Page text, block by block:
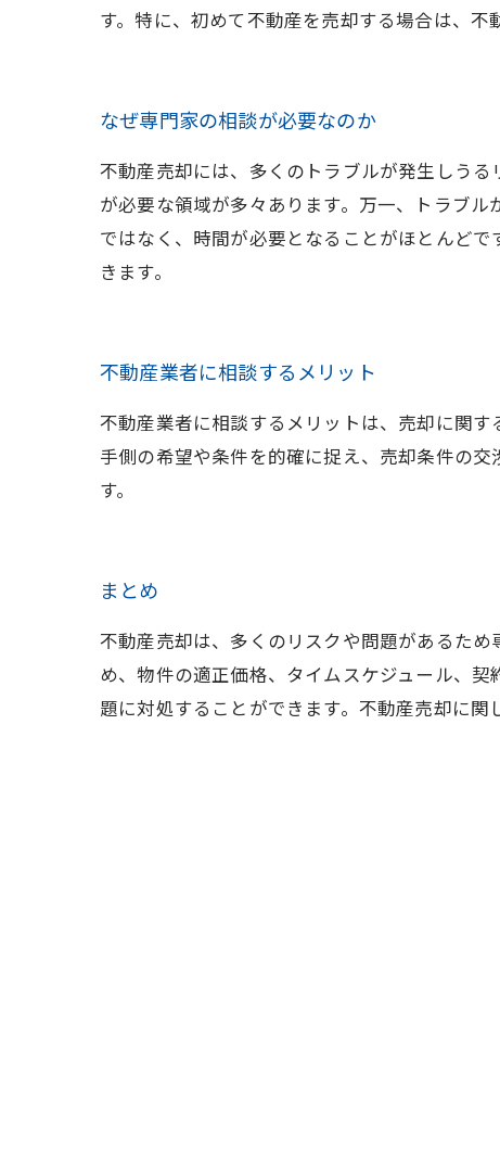
す。特に、初めて不動産を売却する場合は、
なぜ専門家の相談が必要なのか
不動産売却には、多くのトラブルが発生しう
が必要な領域が多々あります。万一、トラブ
ではなく、時間が必要となることがほとんど
きます。
不動産業者に相談するメリット
不動産業者に相談するメリットは、売却に関
手側の希望や条件を的確に捉え、売却条件の
す。
まとめ
不動産売却は、多くのリスクや問題があるた
め、物件の適正価格、タイムスケジュール、
題に対処することができます。不動産売却に